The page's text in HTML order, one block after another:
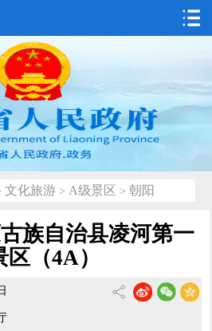
文化旅游 > A级景区 > 朝阳
族自治县凌河第一
区（4A）